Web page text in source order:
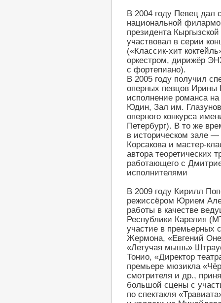
В 2004 году Певец дал
национальной
президента
участвовал в серии
(«Классик-хит
оркестром, дирижёр
с фортепиано).
В 2005 году получил
оперных певцов Ирины
исполнение романса
Юдин, Зал им.
оперного конкурса
Петербург). В то же
в историческом зале
Корсакова и мастер-
автора теоретических
работающего с
исполнителями
В 2009 году Кирилл
режиссёром Юрием
работы в качестве
Республики Карелия
участие в премьерных
Жермона, «Евгений
«Летучая мышь»
Тонио, «Директор
премьере мюзикла
смотрителя и др.,
большой сцены с
по спектакля